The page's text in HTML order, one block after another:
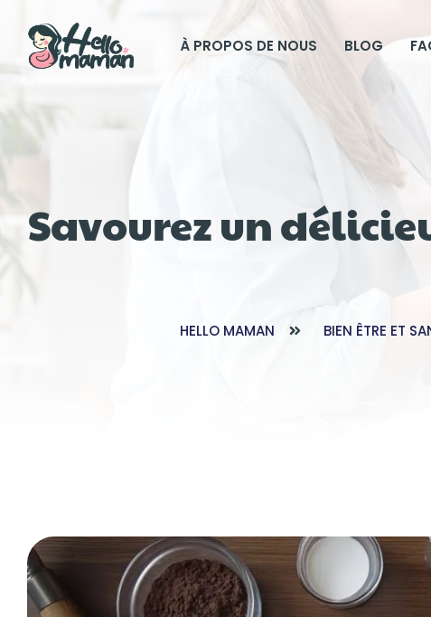
À PROPOS DE NOUS BLOG
Savourez un
HELLO MAMAN BIEN ÊTRE ET